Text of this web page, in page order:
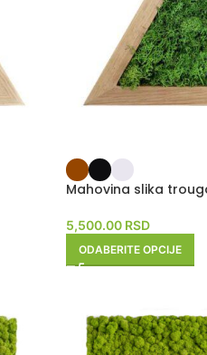
Mahovina slika
5,500.00 RSD
ODABERITE OPCIJE